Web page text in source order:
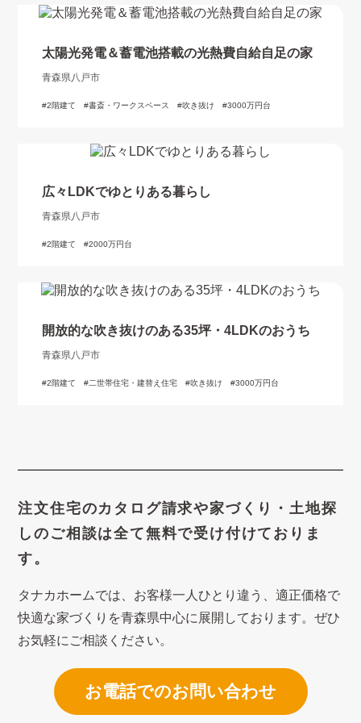
太陽光発電＆蓄電池搭載の光熱費自給自足の家
青森県八戸市
2階建て 書斎・ワークスペース 吹き抜け 3000万円台
広々LDKでゆとりある暮らし
青森県八戸市
2階建て 2000万円台
開放的な吹き抜けのある35坪・4LDKのおうち
青森県八戸市
2階建て 二世帯住宅・建替え住宅 吹き抜け 3000万円台
注文住宅のカタログ請求や家づくり・土地探
しのご相談は全て無料で受け付けておりま
す。
タナカホームでは、お客様一人ひとり違う、適正価格で
快適な家づくり を青森県中心に展開しております。ぜひ
お気軽にご相談ください。
お電話でのお問い合わせ